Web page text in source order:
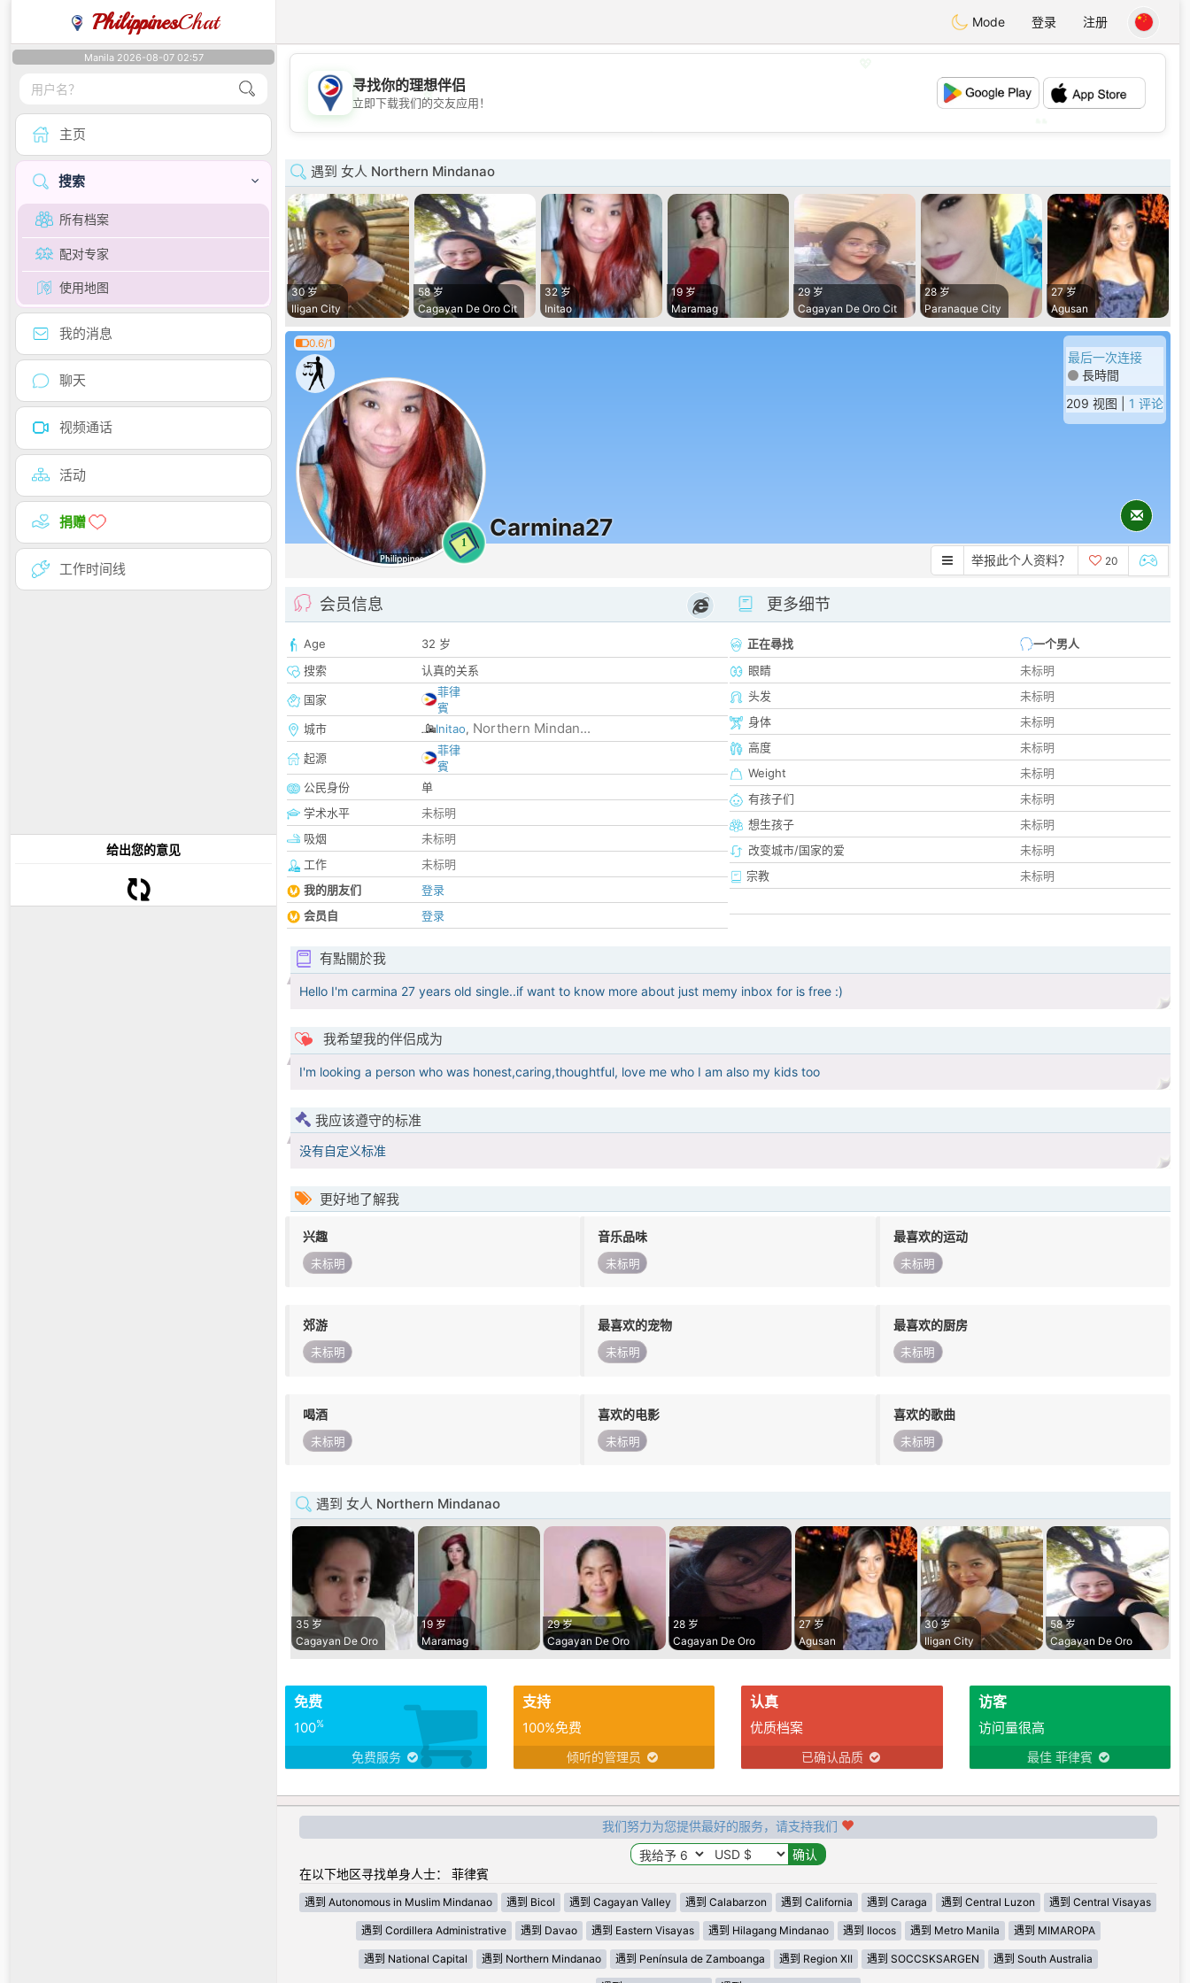
PhilippinesChat Mode 登录 注册
Manila 2026-08-07 02:57
主页
搜索
所有档案
配对专家
使用地图
我的消息
聊天
视频通话
活动
捐赠
工作时间线
给出您的意见
💖
💕
💕
寻找你的理想伴侣
立即下载我们的交友应用！
遇到 女人 Northern Mindanao
30 岁
Iligan City
58 岁
Cagayan De Oro Cit
32 岁
Initao
19 岁
Maramag
29 岁
Cagayan De Oro Cit
28 岁
Paranaque City
27 岁
Agusan
0.6/1
1
Carmina27
最后一次连接
長時間
209 视图 | 1 评论
举报此个人资料？ 20
会员信息
Age
32 岁
搜索
认真的关系
国家
菲律
賓
城市
Initao, Northern Mindan...
起源
菲律
賓
公民身份
单
学术水平
未标明
吸烟
未标明
工作
未标明
我的朋友们
登录
会员自
登录
更多细节
正在尋找
一个男人
眼睛
未标明
头发
未标明
身体
未标明
高度
未标明
Weight
未标明
有孩子们
未标明
想生孩子
未标明
改变城市/国家的爱
未标明
宗教
未标明
有點關於我
Hello I'm carmina 27 years old single..if want to know more about just memy inbox for is free :)
我希望我的伴侣成为
I'm looking a person who was honest,caring,thoughtful, love me who I am also my kids too
我应该遵守的标准
没有自定义标准
更好地了解我
兴趣
未标明
音乐品味
未标明
最喜欢的运动
未标明
郊游
未标明
最喜欢的宠物
未标明
最喜欢的厨房
未标明
喝酒
未标明
喜欢的电影
未标明
喜欢的歌曲
未标明
遇到 女人 Northern Mindanao
35 岁
Cagayan De Oro
19 岁
Maramag
29 岁
Cagayan De Oro
28 岁
Cagayan De Oro
27 岁
Agusan
30 岁
Iligan City
58 岁
Cagayan De Oro
免费
100%
免费服务
支持
100%免费
倾听的管理员
认真
优质档案
已确认品质
访客
访问量很高
最佳 菲律賓
我们努力为您提供最好的服务，请支持我们
在以下地区寻找单身人士： 菲律賓
遇到 Autonomous in Muslim Mindanao 遇到 Bicol 遇到 Cagayan Valley 遇到 Calabarzon 遇到 California 遇到 Caraga 遇到 Central Luzon 遇到 Central Visayas
遇到 Cordillera Administrative 遇到 Davao 遇到 Eastern Visayas 遇到 Hilagang Mindanao 遇到 Ilocos 遇到 Metro Manila 遇到 MIMAROPA
遇到 National Capital 遇到 Northern Mindanao 遇到 Península de Zamboanga 遇到 Region XII 遇到 SOCCSKSARGEN 遇到 South Australia